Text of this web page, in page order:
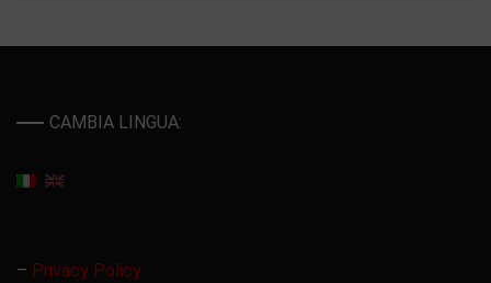
CAMBIA LINGUA:
– Privacy Policy